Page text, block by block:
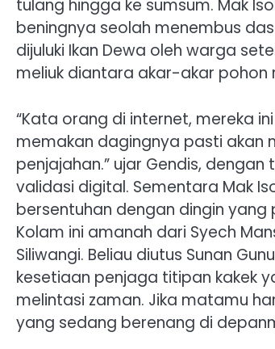
tulang hingga ke sumsum. Mak
beningnya seolah menembus
dijuluki Ikan Dewa oleh warga
meliuk diantara akar-akar pohon
“Kata orang di internet, mereka
memakan dagingnya pasti akan
penjajahan.” ujar Gendis,
validasi digital. Sementara Mak
bersentuhan dengan dingin
Kolam ini amanah dari Syech
Siliwangi. Beliau diutus Sunan
kesetiaan penjaga titipan kakek
melintasi zaman. Jika matamu
yang sedang berenang di